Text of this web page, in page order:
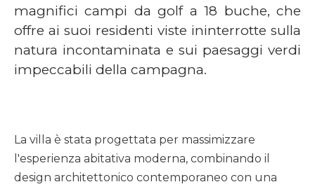
magnifici campi da golf a 18 buche, che
offre ai suoi residenti viste ininterrotte sulla
natura incontaminata e sui paesaggi verdi
impeccabili della campagna.
La villa è stata progettata per massimizzare
l'esperienza abitativa moderna, combinando il
design architettonico contemporaneo con una